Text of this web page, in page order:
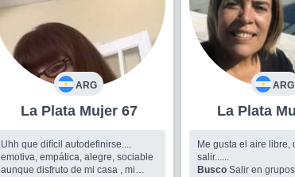
ARG
La Plata Mujer 67
Uhh que difícil autodefinirse....
emotiva, empática, alegre, sociable
aunque disfruto de mi casa , mi
ARG
La
Me gusta el aire libre,
salir......
BuscoSalir en